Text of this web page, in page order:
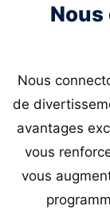
Nous
Nous
de
avantages
vous
vous